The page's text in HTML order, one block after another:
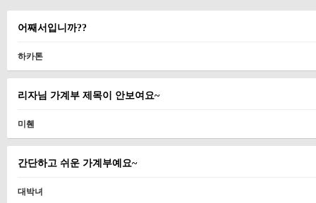
어째서입니까??
하카톤
리자님 가계부 제목이 안보여요~
미췐
간단하고 쉬운 가계부예요~
대박녀